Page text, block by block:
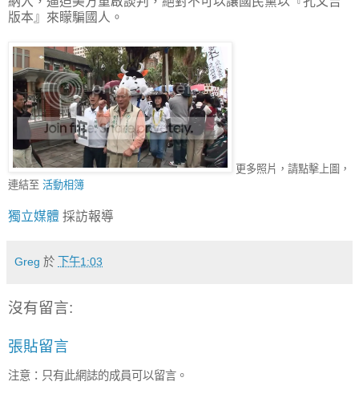
版本』來矇騙國人。
更多照片，請點擊上圖，
連結至 活動相簿
獨立媒體 採訪報導
Greg 於 下午1:03
沒有留言:
張貼留言
注意：只有此網誌的成員可以留言。